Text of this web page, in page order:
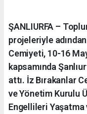
ŞANLIURFA –
projeleriyle
Cemiyeti, 10-16
kapsamında
attı. İz Bırakanlar
ve Yönetim Kurulu
Engellileri Yaşatma